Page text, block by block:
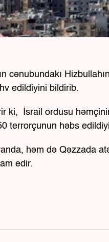
cənubundakı
edildiyini bildirib.
ki, İsrail ordusu
terrorçunun həbs
həm də Qəzzada
edir.